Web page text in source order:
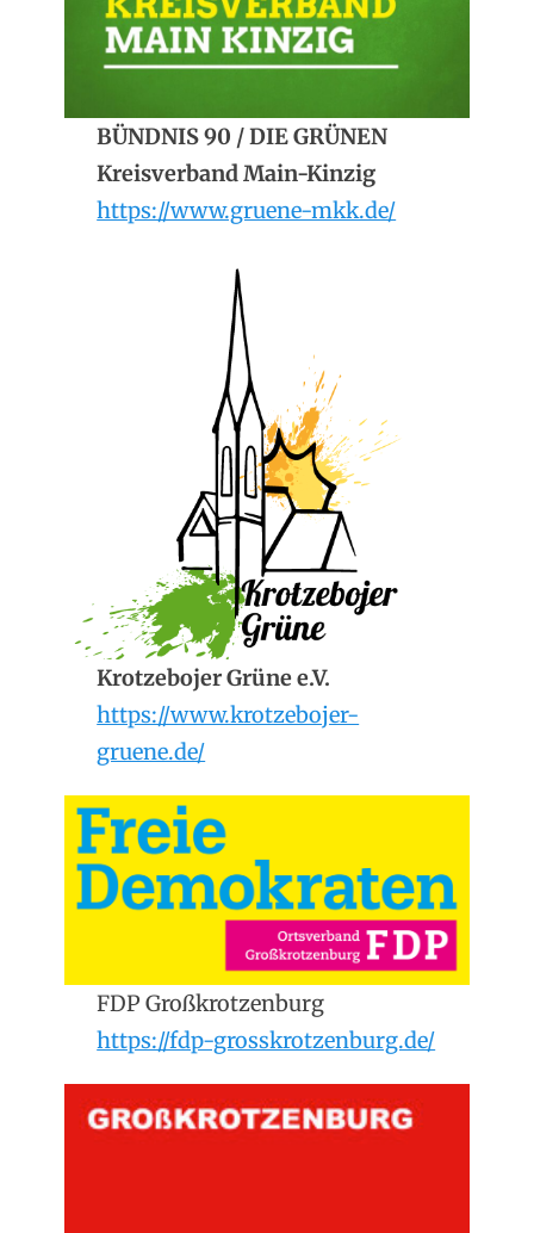
BÜNDNIS 90 / DIE GRÜNEN
Kreisverband Main-Kinzig
https://www.gruene-mkk.de/
Krotzebojer Grüne e.V.
https://www.krotzebojer-
gruene.de/
FDP Großkrotzenburg
https://fdp-grosskrotzenburg.de/